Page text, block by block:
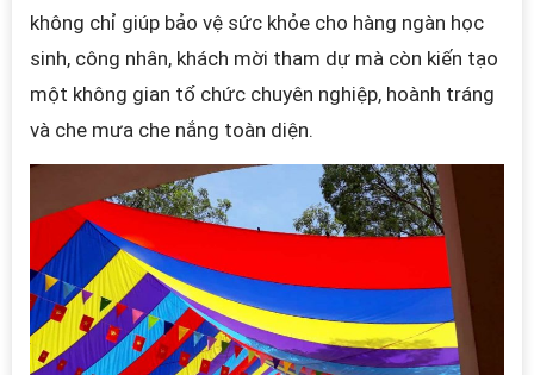
không chỉ giúp bảo vệ sức khỏe cho hàng ngàn học
sinh, công nhân, khách mời tham dự mà còn kiến tạo
một không gian tổ chức chuyên nghiệp, hoành tráng
và che mưa che nắng toàn diện.